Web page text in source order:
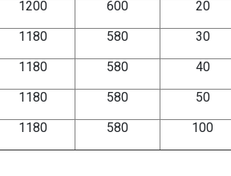
1200 600
20
1180
580
30
1180
580
40
1180
580
50
1180
580 100